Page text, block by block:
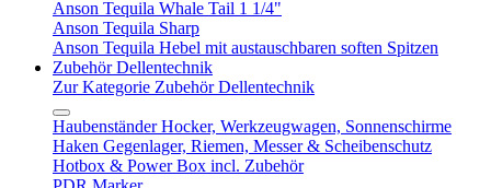
Anson Tequila Whale Tail 1 1/4"
Anson Tequila Sharp
Anson Tequila Hebel mit austauschbaren soften Spitzen
Zubehör Dellentechnik
Zur Kategorie Zubehör Dellentechnik
Haubenständer Hocker, Werkzeugwagen, Sonnenschirme
Haken Gegenlager, Riemen, Messer & Scheibenschutz
Hotbox & Power Box incl. Zubehör